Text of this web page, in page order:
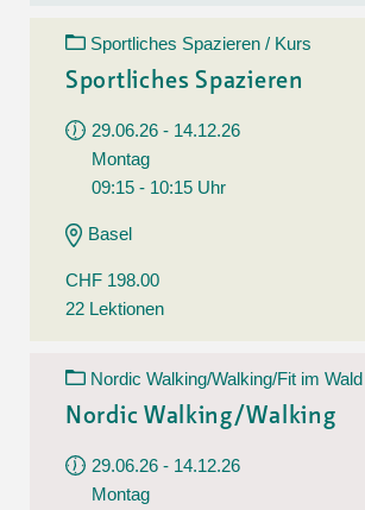
Sportliches Spazieren / Kurs
Sportliches Spazieren
29.06.26 - 14.12.26
Montag
09:15 - 10:15 Uhr
Basel
CHF 198.00
22 Lektionen
Nordic Walking/Walking/Fit im
Nordic Walking/Walking
29.06.26 - 14.12.26
Montag